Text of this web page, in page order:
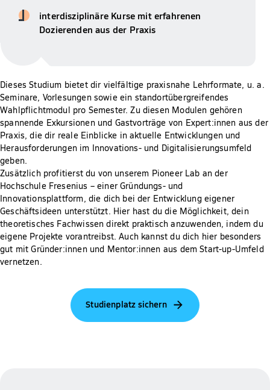
interdisziplinäre Kurse mit erfahrenen
Dozierenden aus der Praxis
Dieses Studium bietet dir vielfältige praxisnahe Lehrformate, u. a.
Seminare, Vorlesungen sowie ein standortübergreifendes
Wahlpflichtmodul pro Semester. Zu diesen Modulen gehören
spannende Exkursionen und Gastvorträge von Expert:innen aus der
Praxis, die dir reale Einblicke in aktuelle Entwicklungen und
Herausforderungen im Innovations- und Digitalisierungsumfeld
geben.
Zusätzlich profitierst du von unserem Pioneer Lab an der
Hochschule Fresenius – einer Gründungs- und
Innovationsplattform, die dich bei der Entwicklung eigener
Geschäftsideen unterstützt. Hier hast du die Möglichkeit, dein
theoretisches Fachwissen direkt praktisch anzuwenden, indem du
eigene Projekte vorantreibst. Auch kannst du dich hier besonders
gut mit Gründer:innen und Mentor:innen aus dem Start-up-Umfeld
vernetzen.
Studienplatz sichern